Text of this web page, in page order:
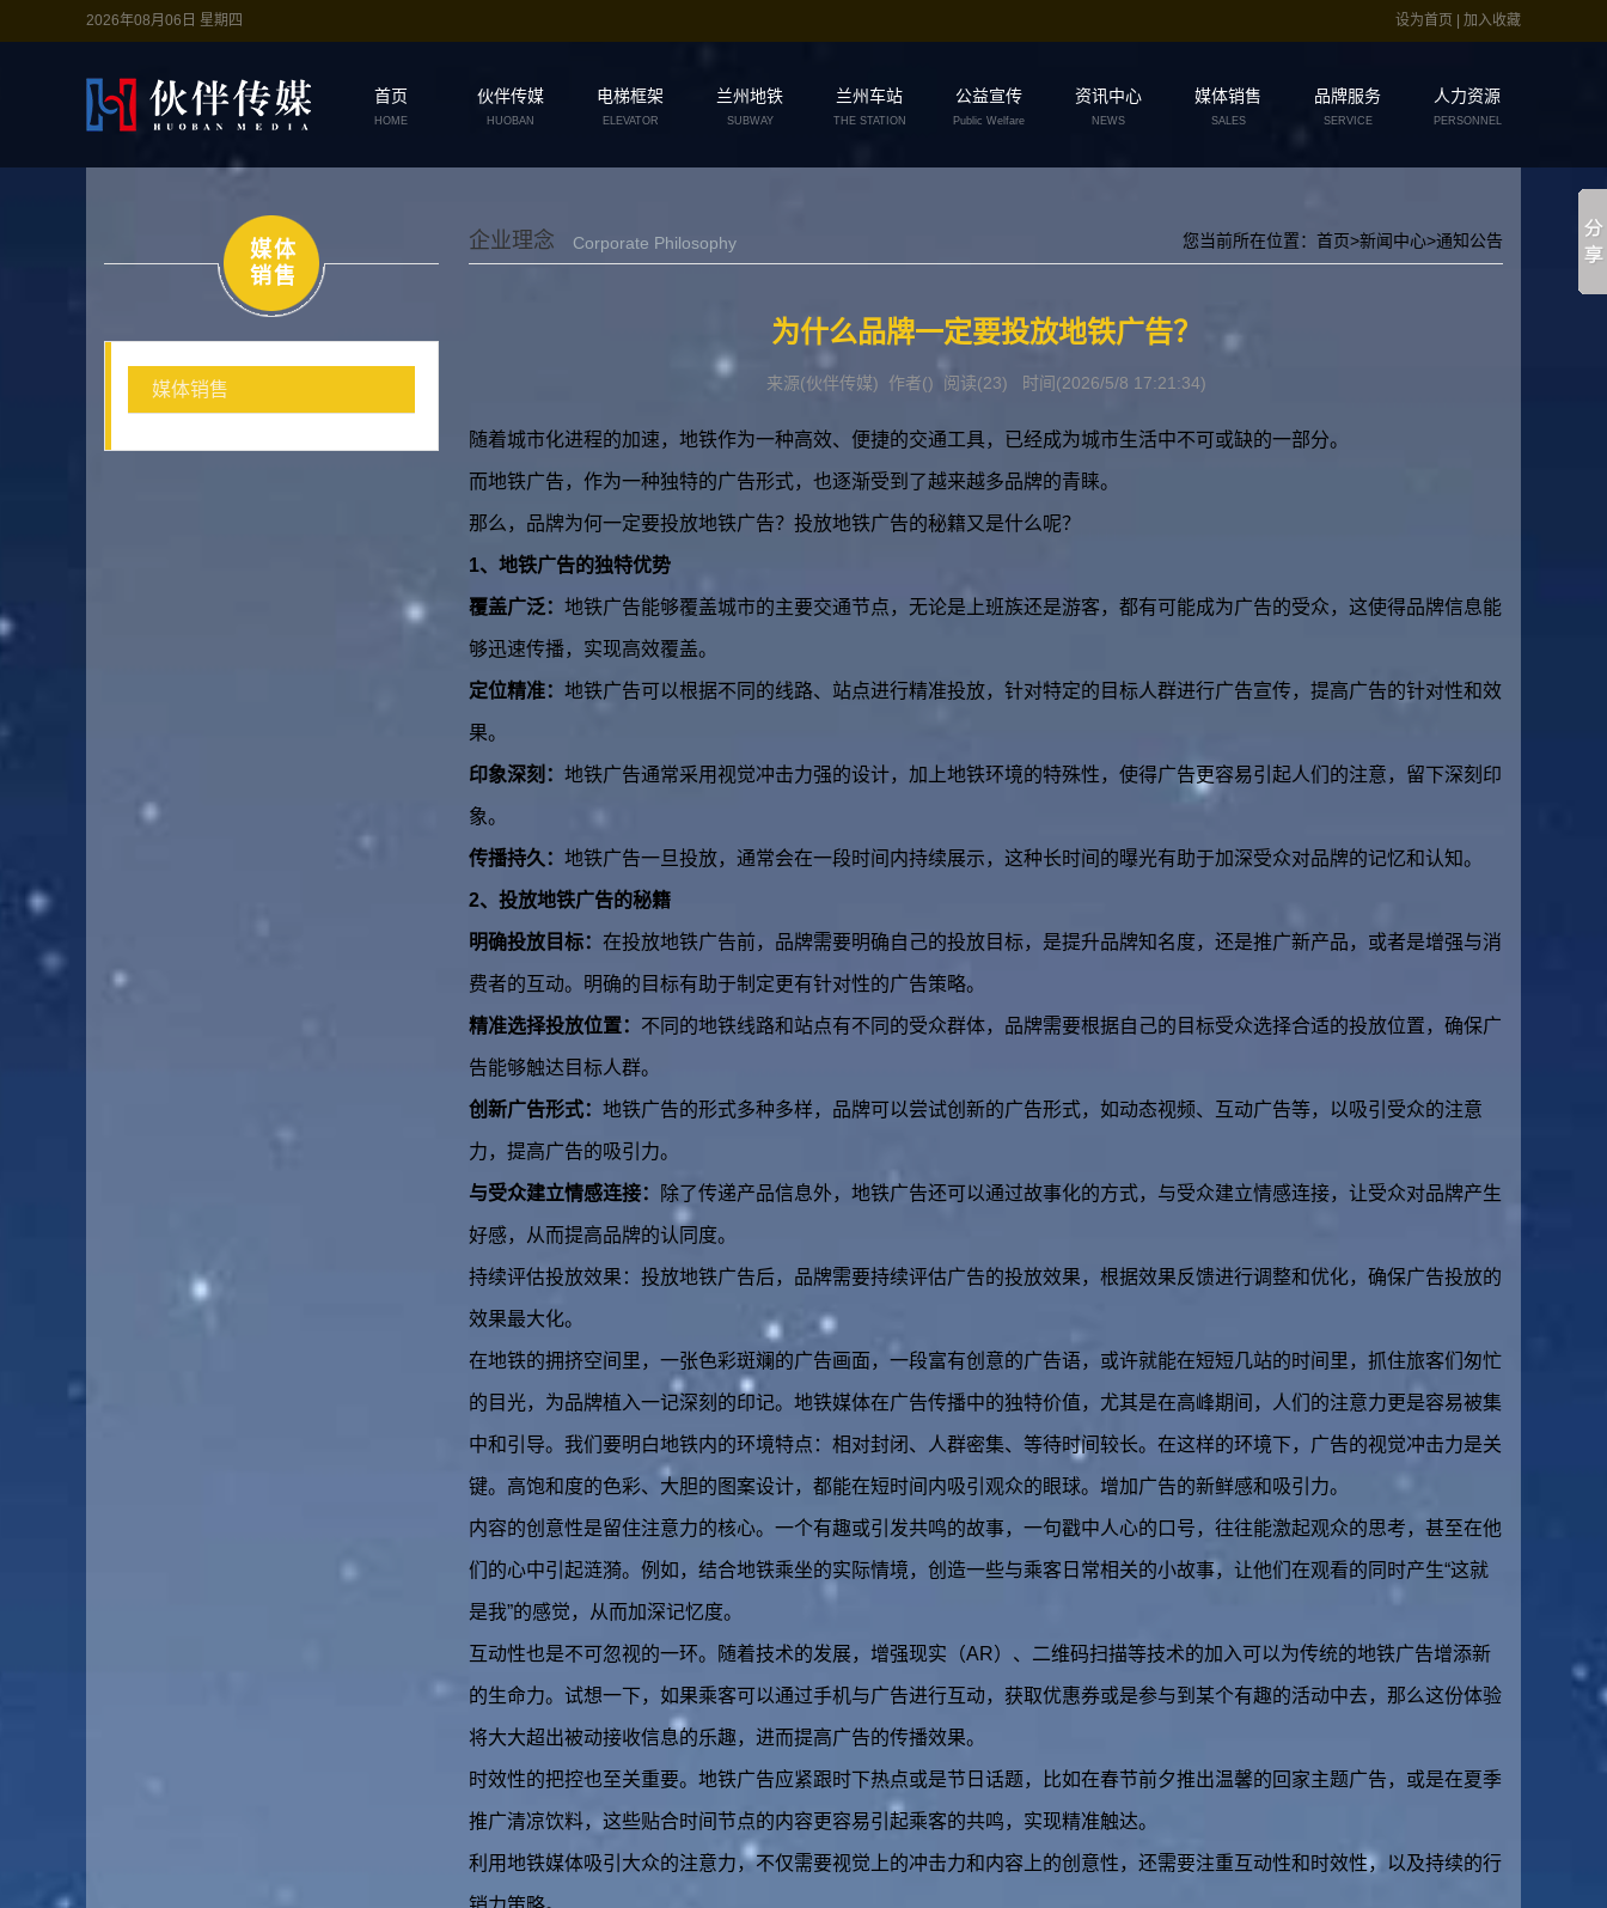
2026年08月06日 星期四 设为首页 加入收藏
首页
HOME
伙伴传媒
HUOBAN
电梯框架
ELEVATOR
兰州地铁
SUBWAY
兰州车站
THE STATION
公益宣传
Public Welfare
资讯中心
NEWS
媒体销售
SALES
品牌服务
SERVICE
人力资源
PERSONNEL
媒体
销售
媒体销售
企业理念 Corporate Philosophy 您当前所在位置：首页>新闻中心>通知公告
为什么品牌一定要投放地铁广告？
来源(伙伴传媒) 作者() 阅读(23) 时间(2026/5/8 17:21:34)
随着城市化进程的加速，地铁作为一种高效、便捷的交通工具，已经成为城市生活中不可或缺的一部分。
而地铁广告，作为一种独特的广告形式，也逐渐受到了越来越多品牌的青睐。
那么，品牌为何一定要投放地铁广告？投放地铁广告的秘籍又是什么呢？
1、地铁广告的独特优势
覆盖广泛： 地铁广告能够覆盖城市的主要交通节点，无论是上班族还是游客，都有可能成为广告的受众，这使得品牌信息能
够迅速传播，实现高效覆盖。
定位精准： 地铁广告可以根据不同的线路、站点进行精准投放，针对特定的目标人群进行广告宣传，提高广告的针对性和效
果。
印象深刻： 地铁广告通常采用视觉冲击力强的设计，加上地铁环境的特殊性，使得广告更容易引起人们的注意，留下深刻印
象。
传播持久： 地铁广告一旦投放，通常会在一段时间内持续展示，这种长时间的曝光有助于加深受众对品牌的记忆和认知。
2、投放地铁广告的秘籍
明确投放目标： 在投放地铁广告前，品牌需要明确自己的投放目标，是提升品牌知名度，还是推广新产品，或者是增强与消
费者的互动。明确的目标有助于制定更有针对性的广告策略。
精准选择投放位置： 不同的地铁线路和站点有不同的受众群体，品牌需要根据自己的目标受众选择合适的投放位置，确保广
告能够触达目标人群。
创新广告形式： 地铁广告的形式多种多样，品牌可以尝试创新的广告形式，如动态视频、互动广告等，以吸引受众的注意
力，提高广告的吸引力。
与受众建立情感连接： 除了传递产品信息外，地铁广告还可以通过故事化的方式，与受众建立情感连接，让受众对品牌产生
好感，从而提高品牌的认同度。
持续评估投放效果：投放地铁广告后，品牌需要持续评估广告的投放效果，根据效果反馈进行调整和优化，确保广告投放的
效果最大化。
在地铁的拥挤空间里，一张色彩斑斓的广告画面，一段富有创意的广告语，或许就能在短短几站的时间里，抓住旅客们匆忙
的目光，为品牌植入一记深刻的印记。地铁媒体在广告传播中的独特价值，尤其是在高峰期间，人们的注意力更是容易被集
中和引导。我们要明白地铁内的环境特点：相对封闭、人群密集、等待时间较长。在这样的环境下，广告的视觉冲击力是关
键。高饱和度的色彩、大胆的图案设计，都能在短时间内吸引观众的眼球。增加广告的新鲜感和吸引力。
内容的创意性是留住注意力的核心。一个有趣或引发共鸣的故事，一句戳中人心的口号，往往能激起观众的思考，甚至在他
们的心中引起涟漪。例如，结合地铁乘坐的实际情境，创造一些与乘客日常相关的小故事，让他们在观看的同时产生“这就
是我”的感觉，从而加深记忆度。
互动性也是不可忽视的一环。随着技术的发展，增强现实（AR）、二维码扫描等技术的加入可以为传统的地铁广告增添新
的生命力。试想一下，如果乘客可以通过手机与广告进行互动，获取优惠券或是参与到某个有趣的活动中去，那么这份体验
将大大超出被动接收信息的乐趣，进而提高广告的传播效果。
时效性的把控也至关重要。地铁广告应紧跟时下热点或是节日话题，比如在春节前夕推出温馨的回家主题广告，或是在夏季
推广清凉饮料，这些贴合时间节点的内容更容易引起乘客的共鸣，实现精准触达。
利用地铁媒体吸引大众的注意力，不仅需要视觉上的冲击力和内容上的创意性，还需要注重互动性和时效性，以及持续的行